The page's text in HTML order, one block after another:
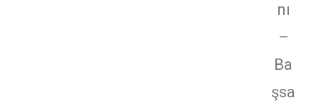
nı
–
Ba
şsa